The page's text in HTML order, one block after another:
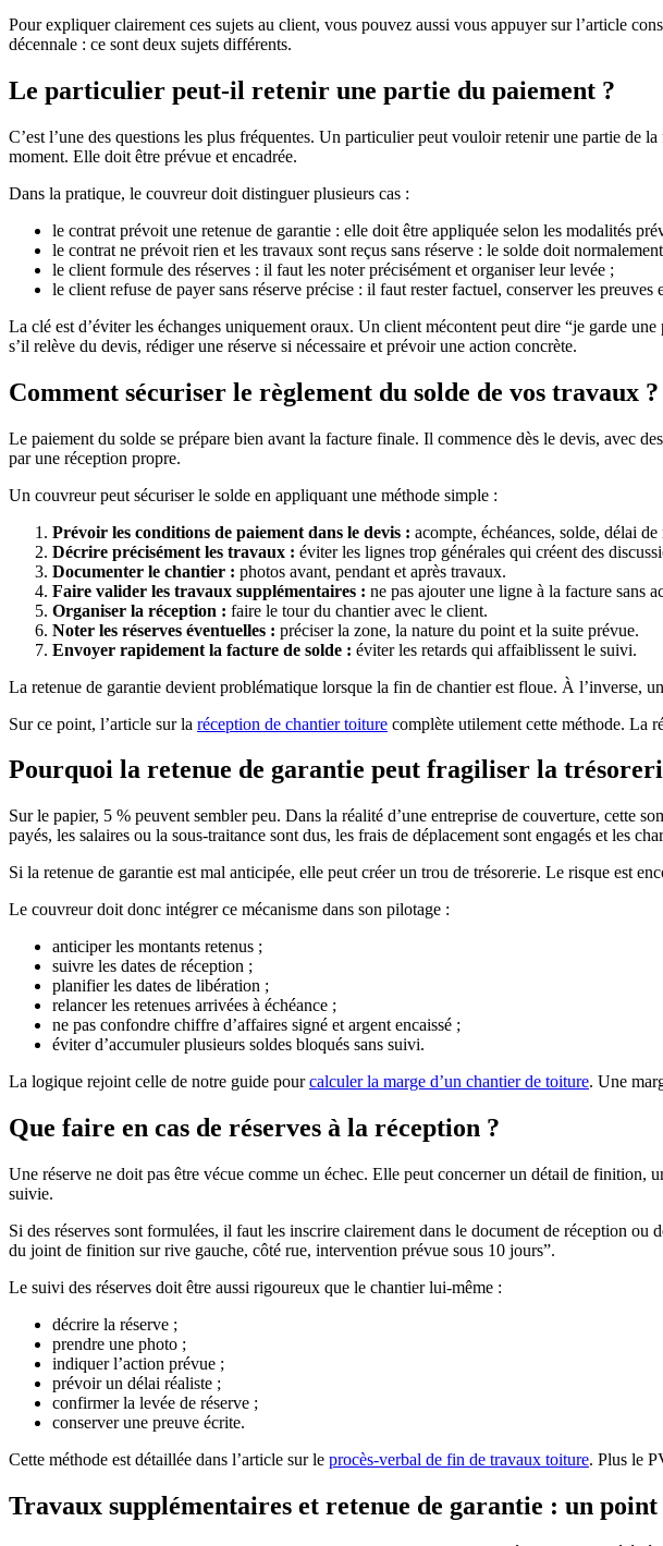
Pour expliquer clairement ces sujets au client, vous pouvez aussi vous appuyer sur l’article
décennale : ce sont deux sujets différents.
Le particulier peut-il retenir une partie du paiement ?
C’est l’une des questions les plus fréquentes. Un particulier peut vouloir retenir une partie de
moment. Elle doit être prévue et encadrée.
Dans la pratique, le couvreur doit distinguer plusieurs cas :
le contrat prévoit une retenue de garantie : elle doit être appliquée selon les modalités
le contrat ne prévoit rien et les travaux sont reçus sans réserve : le solde doit
le client formule des réserves : il faut les noter précisément et organiser leur levée ;
le client refuse de payer sans réserve précise : il faut rester factuel, conserver les preuves
La clé est d’éviter les échanges uniquement oraux. Un client mécontent peut dire “je garde
s’il relève du devis, rédiger une réserve si nécessaire et prévoir une action concrète.
Comment sécuriser le règlement du solde de vos travaux ?
Le paiement du solde se prépare bien avant la facture finale. Il commence dès le devis, avec
par une réception propre.
Un couvreur peut sécuriser le solde en appliquant une méthode simple :
Prévoir les conditions de paiement dans le devis : acompte, échéances, solde, délai de
Décrire précisément les travaux : éviter les lignes trop générales qui créent des
Documenter le chantier : photos avant, pendant et après travaux.
Faire valider les travaux supplémentaires : ne pas ajouter une ligne à la facture sans
Organiser la réception : faire le tour du chantier avec le client.
Noter les réserves éventuelles : préciser la zone, la nature du point et la suite prévue.
Envoyer rapidement la facture de solde : éviter les retards qui affaiblissent le suivi.
La retenue de garantie devient problématique lorsque la fin de chantier est floue. À l’inverse,
Sur ce point, l’article sur la réception de chantier toiture complète utilement cette méthode. La
Pourquoi la retenue de garantie peut fragiliser la
Sur le papier, 5 % peuvent sembler peu. Dans la réalité d’une entreprise de couverture, cette
payés, les salaires ou la sous-traitance sont dus, les frais de déplacement sont engagés et les
Si la retenue de garantie est mal anticipée, elle peut créer un trou de trésorerie. Le risque est
Le couvreur doit donc intégrer ce mécanisme dans son pilotage :
anticiper les montants retenus ;
suivre les dates de réception ;
planifier les dates de libération ;
relancer les retenues arrivées à échéance ;
ne pas confondre chiffre d’affaires signé et argent encaissé ;
éviter d’accumuler plusieurs soldes bloqués sans suivi.
La logique rejoint celle de notre guide pourcalculer la marge d’un chantier de toiture. Une
Que faire en cas de réserves à la réception ?
Une réserve ne doit pas être vécue comme un échec. Elle peut concerner un détail de
suivie.
Si des réserves sont formulées, il faut les inscrire clairement dans le document de réception
du joint de finition sur rive gauche, côté rue, intervention prévue sous 10 jours”.
Le suivi des réserves doit être aussi rigoureux que le chantier lui-même :
décrire la réserve ;
prendre une photo ;
indiquer l’action prévue ;
prévoir un délai réaliste ;
confirmer la levée de réserve ;
conserver une preuve écrite.
Cette méthode est détaillée dans l’article sur le procès-verbal de fin de travaux toiture. Plus le
Travaux supplémentaires et retenue de garantie : un